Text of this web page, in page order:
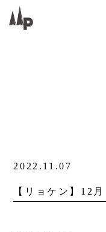
2022.11.07